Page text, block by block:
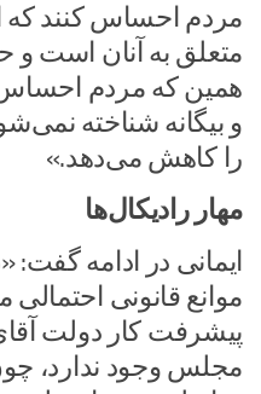
مردم احساس کنند که
متعلق به آنان است و
همین که مردم احساس
و بیگانه شناخته
را کاهش می‌دهد.»
مهار رادیکال‌ها
ایمانی در ادامه گفت:
موانع قانونی احتمالی
پیشرفت کار دولت
مجلس وجود ندارد،